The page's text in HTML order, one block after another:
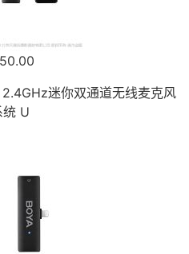
迷你双通道无线麦克风
统 U